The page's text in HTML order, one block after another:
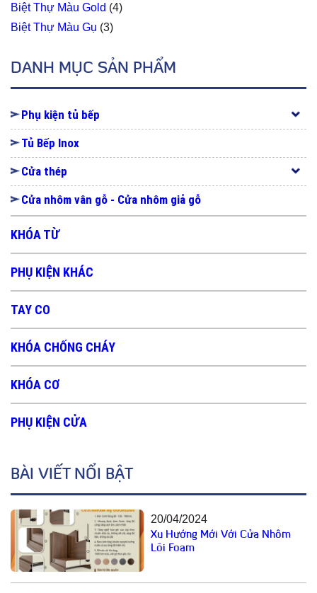
Biệt Thự Màu Gold (4)
Biệt Thự Màu Gụ (3)
DANH MỤC SẢN PHẨM
Phụ kiện tủ bếp
Tủ Bếp Inox
Cửa thép
Cửa nhôm vân gỗ - Cửa nhôm giả gỗ
KHÓA TỪ
PHỤ KIỆN KHÁC
TAY CO
KHÓA CHỐNG CHÁY
KHÓA CƠ
PHỤ KIỆN CỬA
BÀI VIẾT NỔI BẬT
20/04/2024
Xu Hướng Mới Với Cửa Nhôm
Lõi Foam